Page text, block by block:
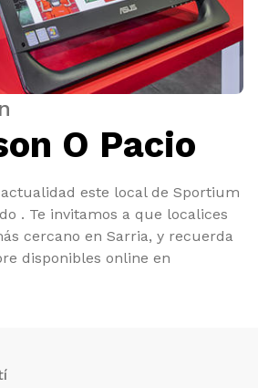
O Pacio
actualidad este local de Sportium
. Te invitamos a que localices
cercano en Sarria, y recuerda
disponibles online en